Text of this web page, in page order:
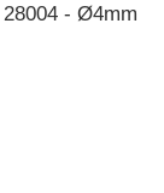
- Ø4mm